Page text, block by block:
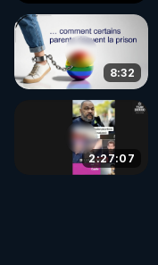
8:32
2:27:07